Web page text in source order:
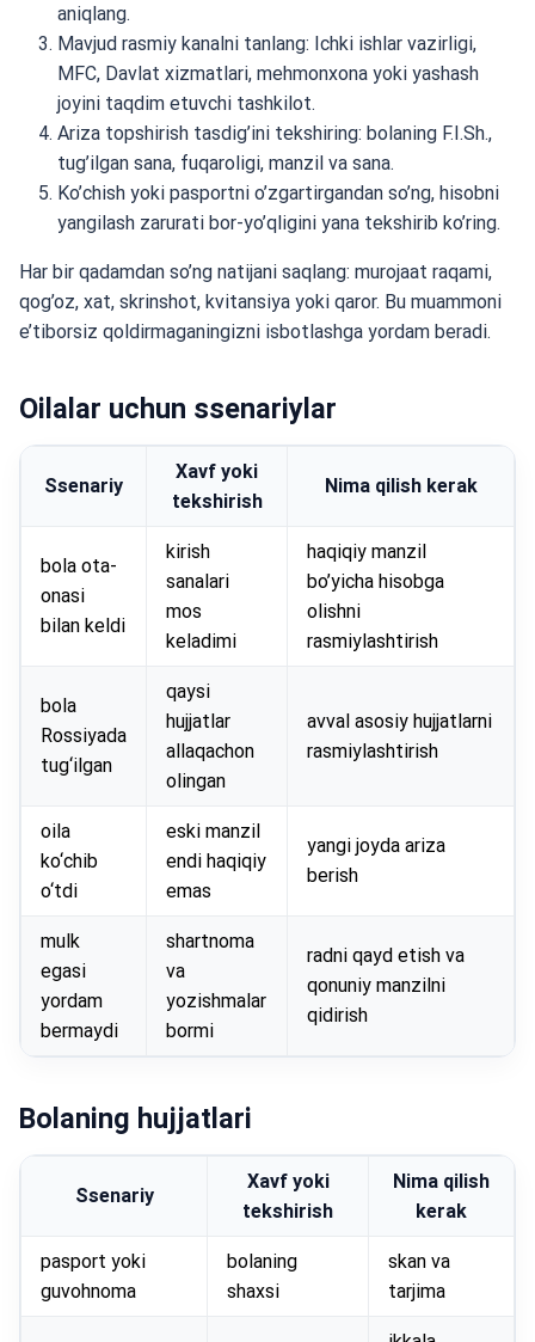
aniqlang.
Mavjud rasmiy kanalni tanlang: Ichki ishlar vazirligi,
MFC, Davlat xizmatlari, mehmonxona yoki yashash
joyini taqdim etuvchi tashkilot.
Ariza topshirish tasdig’ini tekshiring: bolaning F.I.Sh.,
tug’ilgan sana, fuqaroligi, manzil va sana.
Ko’chish yoki pasportni o’zgartirgandan so’ng, hisobni
yangilash zarurati bor-yo’qligini yana tekshirib ko’ring.
Har bir qadamdan so’ng natijani saqlang: murojaat raqami,
qog’oz, xat, skrinshot, kvitansiya yoki qaror. Bu muammoni
e’tiborsiz qoldirmaganingizni isbotlashga yordam beradi.
Oilalar uchun ssenariylar
Ssenariy
Xavf yoki
tekshirish
Nima qilish kerak
bola ota-
onasi
bilan keldi
kirish
sanalari
mos
keladimi
haqiqiy manzil
bo’yicha hisobga
olishni
rasmiylashtirish
bola
Rossiyada
tug‘ilgan
qaysi
hujjatlar
allaqachon
olingan
avval asosiy hujjatlarni
rasmiylashtirish
oila
ko‘chib
o‘tdi
eski manzil
endi haqiqiy
emas
yangi joyda ariza
berish
mulk
egasi
yordam
bermaydi
shartnoma
va
yozishmalar
bormi
radni qayd etish va
qonuniy manzilni
qidirish
Bolaning hujjatlari
Ssenariy
Xavf yoki
tekshirish
Nima qilish
kerak
pasport yoki
guvohnoma
bolaning
shaxsi
skan va
tarjima